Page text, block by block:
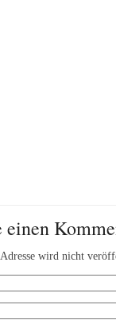
einen
wird nicht